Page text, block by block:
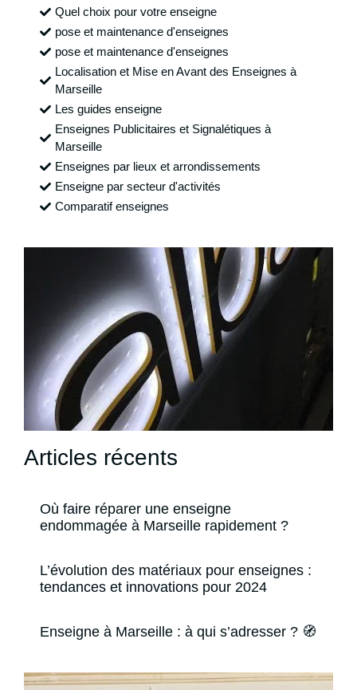
Quel choix pour votre enseigne
pose et maintenance d'enseignes
pose et maintenance d'enseignes
Localisation et Mise en Avant des Enseignes à
Marseille
Les guides enseigne
Enseignes Publicitaires et Signalétiques à
Marseille
Enseignes par lieux et arrondissements
Enseigne par secteur d'activités
Comparatif enseignes
Articles récents
Où faire réparer une enseigne
endommagée à Marseille rapidement ?
L’évolution des matériaux pour enseignes :
tendances et innovations pour 2024
Enseigne à Marseille : à qui s’adresser ? 🧭